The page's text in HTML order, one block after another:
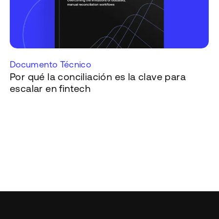
Documento Técnico
Por qué la conciliación es la clave para
escalar en fintech